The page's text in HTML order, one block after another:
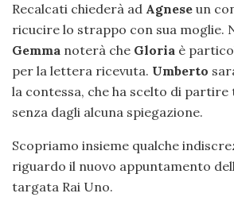
Recalcati chiederà ad Agnese un
ricucire lo strappo con sua moglie.
Gemma noterà che Gloria è
per la lettera ricevuta. Umberto
la contessa, che ha scelto di
senza dagli alcuna spiegazione.
Scopriamo insieme qualche
riguardo il nuovo appuntamento
targata Rai Uno.